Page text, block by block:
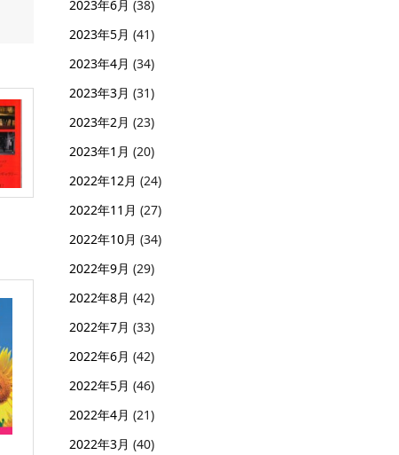
2023年6月 (38)
2023年5月 (41)
2023年4月 (34)
2023年3月 (31)
2023年2月 (23)
2023年1月 (20)
2022年12月 (24)
2022年11月 (27)
2022年10月 (34)
2022年9月 (29)
2022年8月 (42)
2022年7月 (33)
2022年6月 (42)
2022年5月 (46)
2022年4月 (21)
2022年3月 (40)